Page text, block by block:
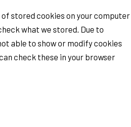
stored cookies on your computer
what we stored. Due to
able to show or modify cookies
check these in your browser